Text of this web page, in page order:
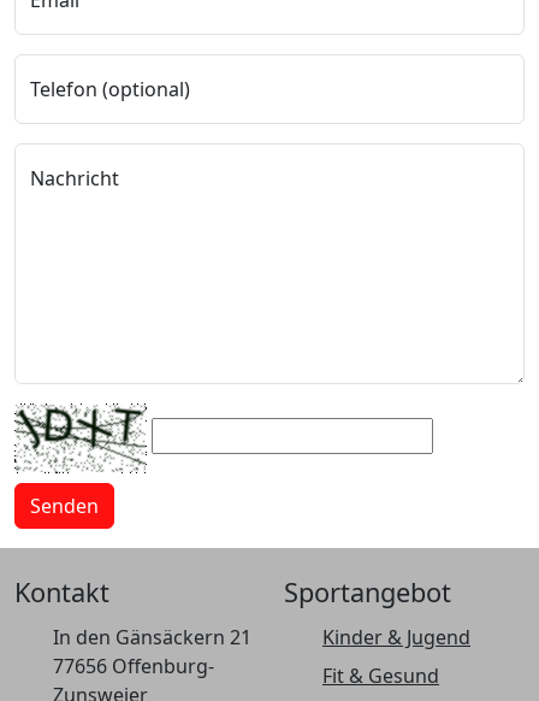
Telefon (optional)
Nachricht
Kontakt
In den Gänsäckern 21
77656 Offenburg-
Zunsweier
Sportangebot
Kinder & Jugend
Fit & Gesund